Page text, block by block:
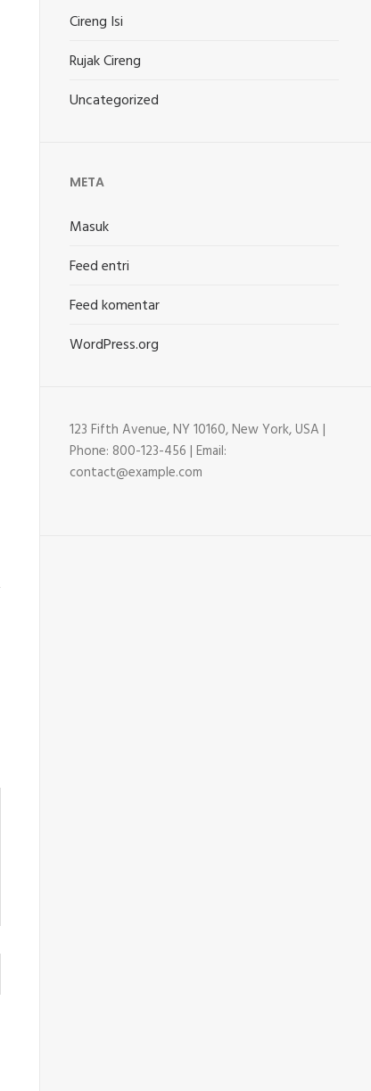
Cireng Isi
Rujak Cireng
Uncategorized
META
Masuk
Feed entri
Feed komentar
WordPress.org
123 Fifth Avenue, NY 10160, New York, USA |
Phone: 800-123-456 | Email:
contact@example.com